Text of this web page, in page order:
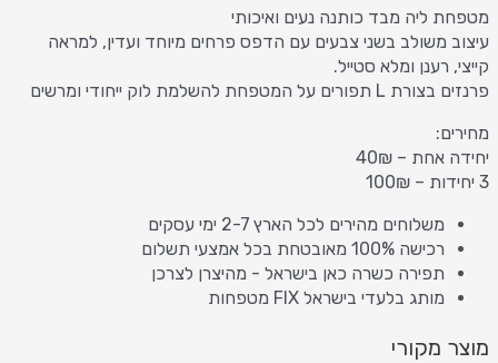
מטפחת ליה מבד כותנה נעים ואיכותי
עיצוב משולב בשני צבעים עם הדפס פרחים מיוחד ועדין, למראה
קייצי, רענן ומלא סטייל.
פרנזים בצורת L תפורים על המטפחת להשלמת לוק ייחודי ומרשים
מחירים:
יחידה אחת – 40₪
3 יחידות – 100₪
משלוחים מהירים לכל הארץ 2-7 ימי עסקים
רכישה 100% מאובטחת בכל אמצעי תשלום
תפירה כשרה כאן בישראל - מהיצרן לצרכן
מותג בלעדי בישראל FIX מטפחות
מוצר מקורי